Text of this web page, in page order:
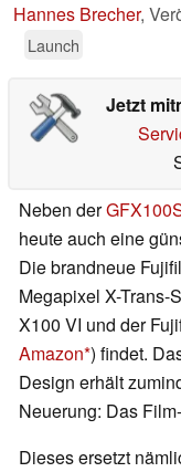
Hannes Brecher,
Launch
Jetzt
Neben der
heute auch eine
Die brandneue
Megapixel X-Trans-
X100 VI und der
Amazon ) findet.
Design erhält
Neuerung: Das
Dieses ersetzt